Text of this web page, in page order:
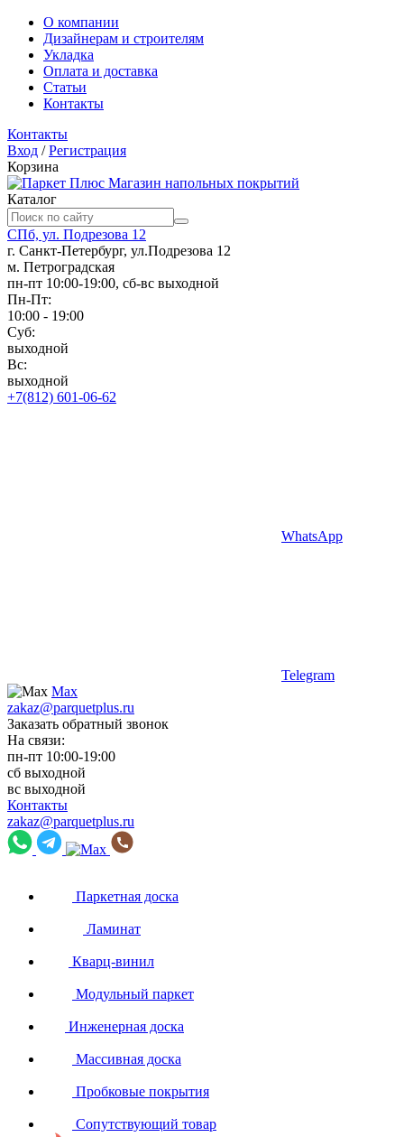
О компании
Дизайнерам и строителям
Укладка
Оплата и доставка
Статьи
Контакты
Контакты
Вход /Регистрация
Корзина
Магазин напольных покрытий
Каталог
СПб, ул. Подрезова 12
г. Санкт-Петербург, ул.Подрезова 12
м. Петроградская
пн-пт 10:00-19:00, сб-вс выходной
Пн-Пт:
10:00 - 19:00
Суб:
выходной
Вс:
выходной
+7(812) 601-06-62
WhatsApp
Telegram
Max
zakaz@parquetplus.ru
Заказать обратный звонок
На связи:
пн-пт 10:00-19:00
сб выходной
вс выходной
Контакты
zakaz@parquetplus.ru
Паркетная доска
Ламинат
Кварц-винил
Модульный паркет
Инженерная доска
Массивная доска
Пробковые покрытия
Сопутствующий товар